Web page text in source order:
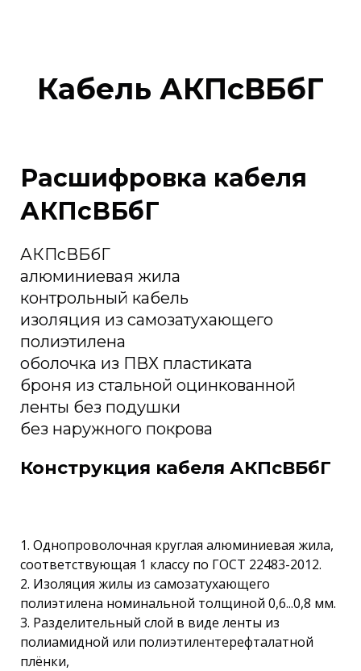
Кабель АКПсВБбГ
Расшифровка кабеля
АКПсВБбГ
АКПсВБбГ
алюминиевая жила
контрольный кабель
изоляция из самозатухающего
полиэтилена
оболочка из ПВХ пластиката
броня из стальной оцинкованной
ленты без подушки
без наружного покрова
Конструкция кабеля АКПсВБбГ
1. Однопроволочная круглая алюминиевая жила,
соответствующая 1 классу по ГОСТ 22483-2012.
2. Изоляция жилы из самозатухающего
полиэтилена номинальной толщиной 0,6...0,8 мм.
3. Разделительный слой в виде ленты из
полиамидной или полиэтилентерефталатной
плёнки,